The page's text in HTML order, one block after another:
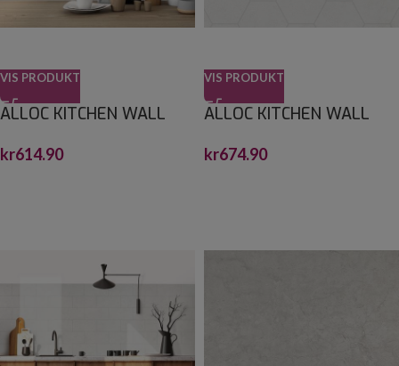
VIS PRODUKT
ALLOC KITCHEN WALL
2,2X600X1200
kr614.90
VIS PRODUKT
ALLOC KITCHEN WALL
2,2X600X1200
kr674.90